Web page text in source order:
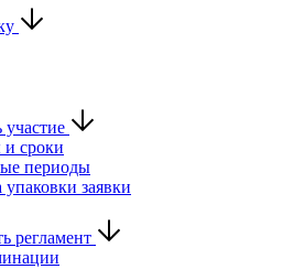
сроки
периоды
упаковки заявки
регламент